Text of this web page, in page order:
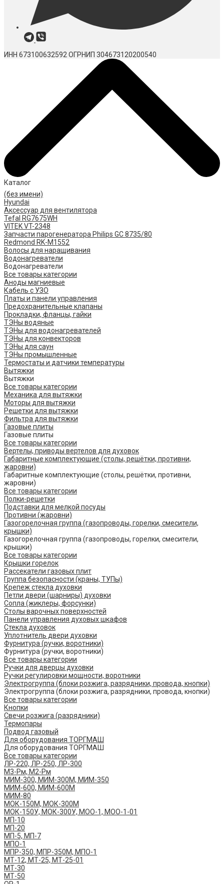
ИНН 673100632592 ОГРНИП 304673120200540
Каталог
(без имени)
Hyundai
Аксессуар для вентилятора
Tefal RG7675WH
VITEK VT-2348
Запчасти парогенератора Philips GC 8735/80
Redmond RK-M1552
Волосы для наращивания
Водонагреватели
Водонагреватели
Все товары категории
Аноды магниевые
Кабель с УЗО
Платы и панели управления
Предохранительные клапаны
Прокладки, фланцы, гайки
ТЭНы водяные
ТЭНы для водонагревателей
ТЭНы для конвекторов
ТЭНы для саун
ТЭНы промышленные
Термостаты и датчики температуры
Вытяжки
Вытяжки
Все товары категории
Механика для вытяжки
Моторы для вытяжки
Решетки для вытяжки
Фильтра для вытяжки
Газовые плиты
Газовые плиты
Все товары категории
Вертелы, приводы вертелов для духовок
Габаритные комплектующие (столы, решётки, противни,
жаровни)
Габаритные комплектующие (столы, решётки, противни,
жаровни)
Все товары категории
Полки-решетки
Подставки для мелкой посуды
Противни (жаровни)
Газогорелочная группа (газопроводы, горелки, смесители,
крышки)
Газогорелочная группа (газопроводы, горелки, смесители,
крышки)
Все товары категории
Крышки горелок
Рассекатели газовых плит
Группа безопасности (краны, ТУПы)
Крепеж стекла духовки
Петли двери (шарниры) духовки
Сопла (жиклеры, форсунки)
Столы варочных поверхностей
Панели управления духовых шкафов
Стекла духовок
Уплотнитель двери духовки
Фурнитура (ручки, воротники)
Фурнитура (ручки, воротники)
Все товары категории
Ручки для дверцы духовки
Ручки регулировки мощности, воротники
Электрогруппа (блоки розжига, разрядники, провода, кнопки)
Электрогруппа (блоки розжига, разрядники, провода, кнопки)
Все товары категории
Кнопки
Свечи розжига (разрядники)
Термопары
Подвод газовый
Для оборудования ТОРГМАШ
Для оборудования ТОРГМАШ
Все товары категории
ЛР-220, ЛР-250, ЛР-300
М3-Рм, М2-Рм
МИМ-300, МИМ-300М, МИМ-350
МИМ-600, МИМ-600М
МИМ-80
МОК-150М, МОК-300М
МОК-150У, МОК-300У, МОО-1, МОО-1-01
МП-10
МП-20
МП-5, МП-7
МПО-1
МПР-350, МПР-350М, МПО-1
МТ-12, МТ-25, МТ-25-01
МТ-30
МТ-50